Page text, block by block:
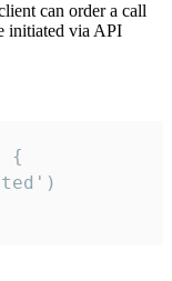
can order a call
initiated via API
{